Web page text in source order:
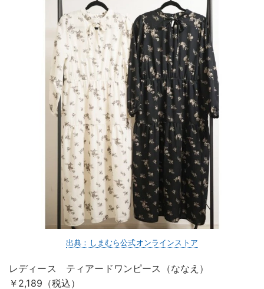
出典：しまむら公式オンラインストア
レディース ティアードワンピース（ななえ）
￥2,189（税込）